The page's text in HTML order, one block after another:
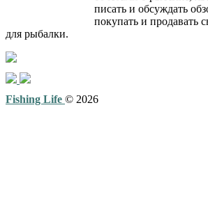
писать и обсуждать
покупать и продавать
для рыбалки.
Fishing Life © 2026